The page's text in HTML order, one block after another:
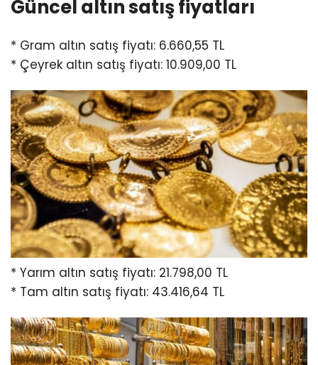
Güncel altın satış fiyatları
* Gram altın satış fiyatı: 6.660,55 TL
* Çeyrek altın satış fiyatı: 10.909,00 TL
* Yarım altın satış fiyatı: 21.798,00 TL
* Tam altın satış fiyatı: 43.416,64 TL